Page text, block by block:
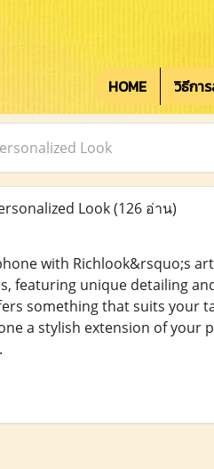
HOME วิธีกา
Look
Look(126 อ่าน)
with Richlook&rsquo;s
featuring unique detailing
something that suits your
a stylish extension of